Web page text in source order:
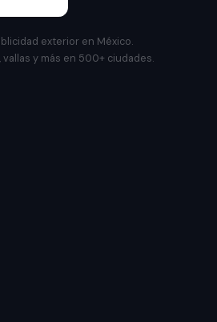
exterior en México.
y más en 500+ ciudades.